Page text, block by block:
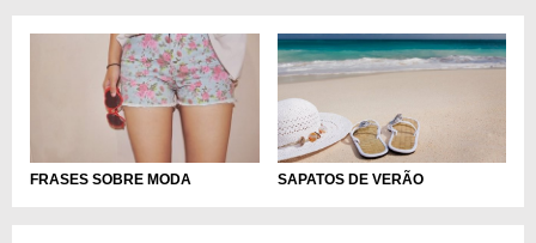
FRASES SOBRE MODA SAPATOS DE VERÃO